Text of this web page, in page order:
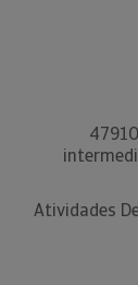
Atividades